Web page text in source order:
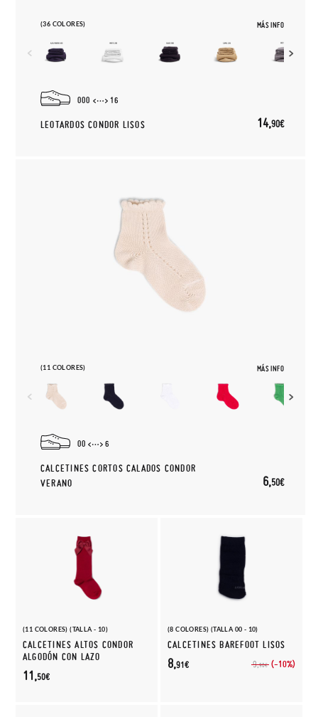
(36 COLORES) MÁS INFO
000 16
LEOTARDOS CONDOR LISOS 14,90€
(11 COLORES) MÁS INFO
00 6
CALCETINES CORTOS CALADOS CONDOR
VERANO
6,50€
(11 COLORES) (TALLA - 10)
CALCETINES ALTOS CONDOR
ALGODÓN CON LAZO
11,50€
(8 COLORES) (TALLA 00 - 10)
CALCETINES BAREFOOT LISOS
9,90€ (-10%)
8,91€